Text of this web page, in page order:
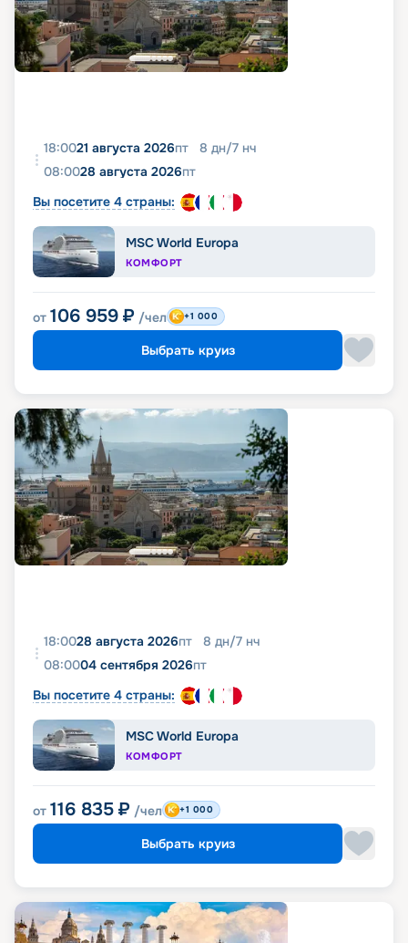
18:0021 августа 2026пт 8 дн/7 нч
08:0028 августа 2026пт
Вы посетите 4 страны:
MSC World Europa
КОМФОРТ
от 106 959 ₽ /чел +1 000
Выбрать круиз
18:0028 августа 2026пт 8 дн/7 нч
08:0004 сентября 2026пт
Вы посетите 4 страны:
MSC World Europa
КОМФОРТ
от 116 835 ₽ /чел +1 000
Выбрать круиз